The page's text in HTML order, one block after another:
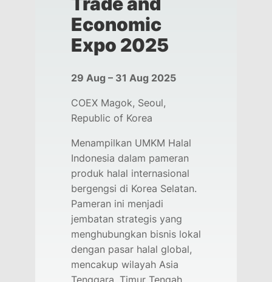
Economic
Expo 2025
29 Aug – 31 Aug 2025
COEX Magok, Seoul,
Republic of Korea
Menampilkan UMKM Halal
Indonesia dalam pameran
produk halal internasional
bergengsi di Korea Selatan.
Pameran ini menjadi
jembatan strategis yang
menghubungkan bisnis lokal
dengan pasar halal global,
mencakup wilayah Asia